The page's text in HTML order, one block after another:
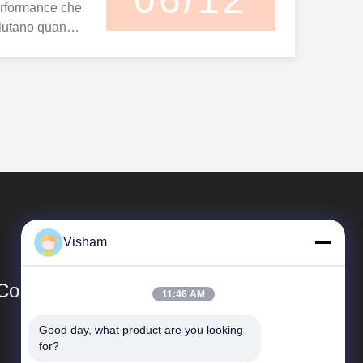
che
quando
di cotone ...
Collegamenti Rapidi
Visham
11:46 AM
Good day, what product are you looking
for?